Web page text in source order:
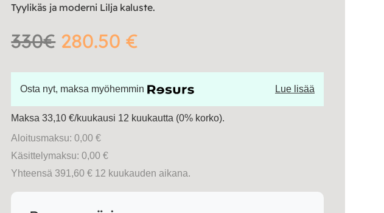
Tyylikäs ja moderni Lilja kaluste.
330€280.50 €
Osta nyt, maksa myöhemmin Lue lisää
Maksa 33,10 €/kuukausi 12 kuukautta (0% korko).
Aloitusmaksu: 0,00 €
Käsittelymaksu: 0,00 €
Yhteensä 391,60 € 12 kuukauden aikana.